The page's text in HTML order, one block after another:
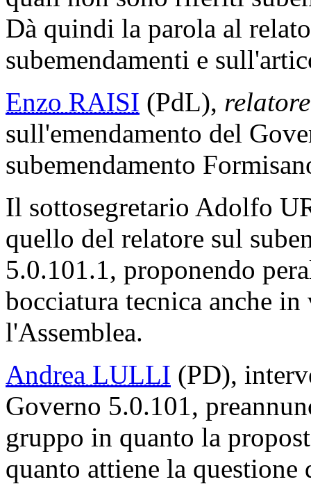
Dà quindi la parola al
subemendamenti e
Enzo RAISI (PdL), relatore
sull'emendamento del
subemendamento
Il sottosegretario Adolfo
quello del relatore sul
5.0.101.1, proponendo
bocciatura tecnica anche in
l'Assemblea.
Andrea LULLI (PD),
Governo 5.0.101,
gruppo in quanto la
quanto attiene la